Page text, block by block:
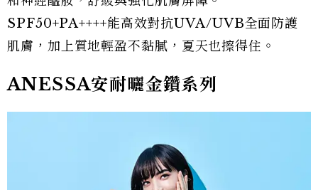
SPF50+PA++++能高效對抗UVA/UVB全面防護
肌膚，加上質地輕盈不黏膩，夏天也擦得住。
ANESSA安耐曬金鑽系列